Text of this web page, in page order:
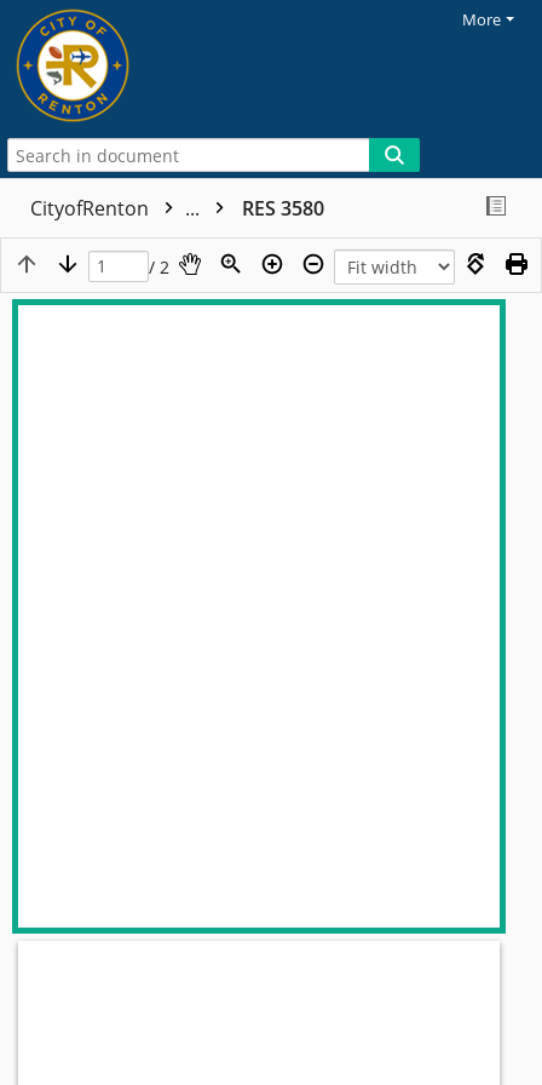
More
CityofRenton ... RES 3580
/ 2